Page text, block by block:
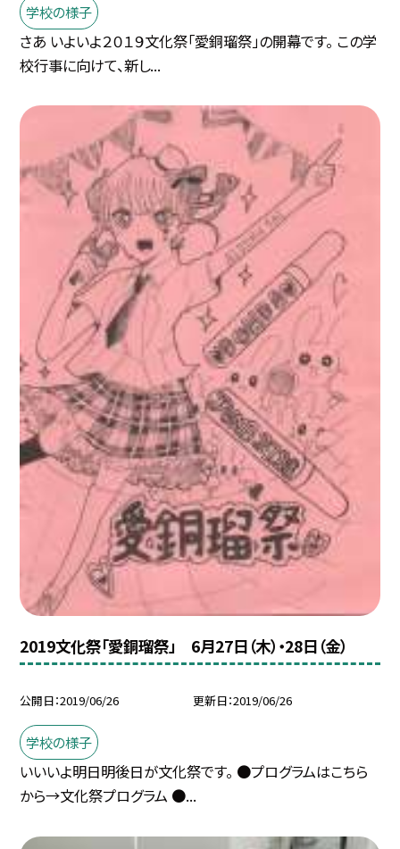
学校の様子
さあ いよいよ２０１９文化祭「愛銅瑠祭」の開幕です。 この学
校行事に向けて、新し...
2019文化祭「愛銅瑠祭」 6月27日（木）・28日（金）
公開日 2019/06/26 更新日 2019/06/26
学校の様子
いいいよ明日明後日が文化祭です。 ●プログラムはこちら
から→文化祭プログラム ●...